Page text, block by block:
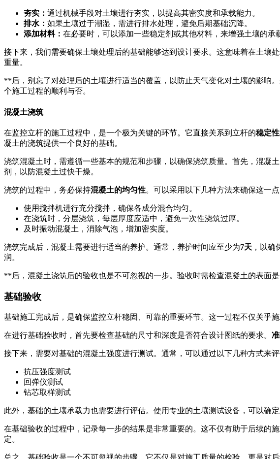
夯实： 通过机械手段对土壤进行夯实，以提高其密实度和承载能力。
排水： 如果土壤过于潮湿，需进行排水处理，避免后期基础沉降。
添加材料： 在必要时，可以添加一些稳定剂或其他材料，来增强土壤的承
接下来，我们需要确保土壤处理后的基础能够达到设计要求。这意味着在土壤
重量。
**后，别忘了对处理后的土壤进行适当的覆盖，以防止天气变化对土壤的影响
个施工过程的顺利与否。
混凝土浇筑
在监控立杆的施工过程中，是一个极为关键的环节。它直接关系到立杆的稳定性
凝土的浇筑提供一个良好的基础。
浇筑混凝土时，需遵循一些基本的规范和步骤，以确保浇筑质量。首先，混凝
剂，以防混凝土过快干燥。
浇筑的过程中，务必保持混凝土的均匀性。可以采用以下几种方法来确保这一点
使用搅拌机进行充分搅拌，确保各成分混合均匀。
在浇筑时，分层浇筑，每层厚度应适中，避免一次性浇筑过厚。
及时振动混凝土，消除气泡，增加密实度。
浇筑完成后，混凝土需要进行适当的养护。通常，养护时间应至少为7天 ，以
润。
**后，混凝土浇筑后的验收也是不可忽视的一步。验收时需检查混凝土的表面
基础验收
基础施工完成后，是确保监控立杆稳固、可靠的重要环节。这一过程不仅关乎
在进行基础验收时，首先要检查基础的尺寸和深度是否符合设计图纸的要求。
接下来，需要对基础的混凝土强度进行测试。通常，可以通过以下几种方式来评
抗压强度测试
回弹仪测试
钻芯取样测试
此外，基础的土壤承载力也需要进行评估。使用专业的土壤测试设备，可以确
在基础验收的过程中，记录每一步的结果是非常重要的。这不仅有助于后续的
定。